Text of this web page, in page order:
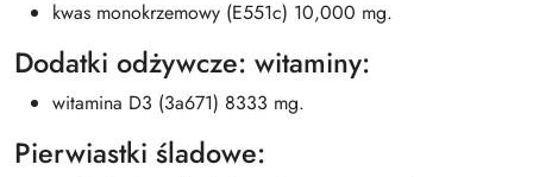
kwas monokrzemowy (E551c) 10,000 mg.
Dodatki odżywcze: witaminy:
witamina D3 (3a671) 8333 mg.
Pierwiastki śladowe: